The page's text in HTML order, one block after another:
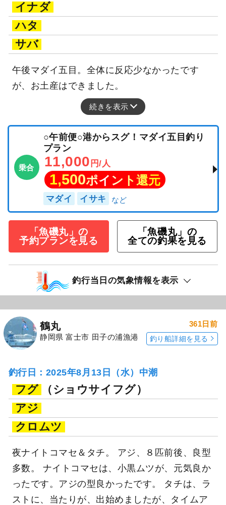
イナダ
ハタ
サバ
午後マダイ五目。全体に反応少なかったです
が、お土産はできました。
続きを表示
乗合
○午前便○港からスグ！マダイ五目釣り
プラン
11,000 円/人
1,500ポイント還元
マダイ イサキ
「魚磯丸」の
予約プランを見る
「魚磯丸」の
全ての釣果を見る
釣行当日の気象情報を表示
鶴丸
静岡県 富士市 田子の浦漁港
361日前
釣り船詳細を見る
釣行日：2025年8月13日（水）中潮
フグ
（ショウサイフグ）
アジ
クロムツ
夜ナイトコマセ＆タチ。 アジ、８匹前後、良型
多数。 ナイトコマセは、小黒ムツが、元気良か
ったです。アジの型良かったです。 タチは、ラ
ストに、当たりが、出始めましたが、タイムア